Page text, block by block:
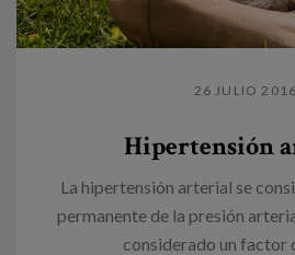
26 JULIO 2016
Hipertensión
La hipertensión arterial se
permanente de la presión
considerado un factor